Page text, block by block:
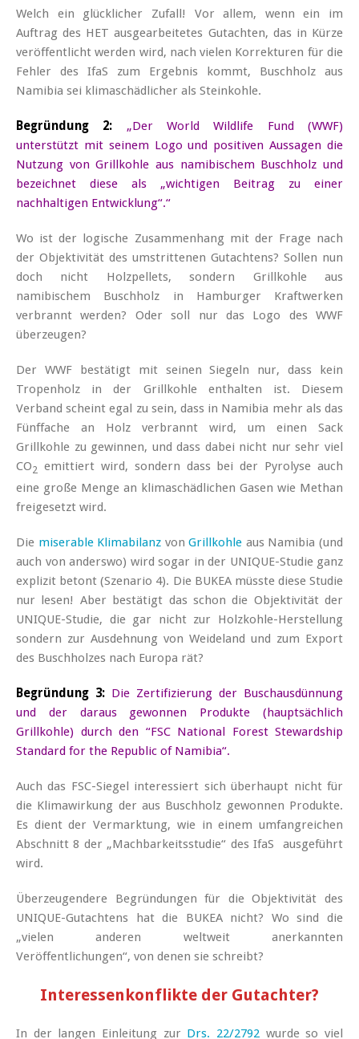
Welch ein glücklicher Zufall! Vor allem, wenn ein im
Auftrag des HET ausgearbeitetes Gutachten, das in Kürze
veröffentlicht werden wird, nach vielen Korrekturen für die
Fehler des IfaS zum Ergebnis kommt, Buschholz aus
Namibia sei klimaschädlicher als Steinkohle.
Begründung 2: „Der World Wildlife Fund (WWF)
unterstützt mit seinem Logo und positiven Aussagen die
Nutzung von Grillkohle aus namibischem Buschholz und
bezeichnet diese als „wichtigen Beitrag zu einer
nachhaltigen Entwicklung“.“
Wo ist der logische Zusammenhang mit der Frage nach
der Objektivität des umstrittenen Gutachtens? Sollen nun
doch nicht Holzpellets, sondern Grillkohle aus
namibischem Buschholz in Hamburger Kraftwerken
verbrannt werden? Oder soll nur das Logo des WWF
überzeugen?
Der WWF bestätigt mit seinen Siegeln nur, dass kein
Tropenholz in der Grillkohle enthalten ist. Diesem
Verband scheint egal zu sein, dass in Namibia mehr als das
Fünffache an Holz verbrannt wird, um einen Sack
Grillkohle zu gewinnen, und dass dabei nicht nur sehr viel
CO2 emittiert wird, sondern dass bei der Pyrolyse auch
eine große Menge an klimaschädlichen Gasen wie Methan
freigesetzt wird.
Die miserable Klimabilanz vonGrillkohle aus Namibia (und
auch von anderswo) wird sogar in der UNIQUE-Studie ganz
explizit betont (Szenario 4). Die BUKEA müsste diese Studie
nur lesen! Aber bestätigt das schon die Objektivität der
UNIQUE-Studie, die gar nicht zur Holzkohle-Herstellung
sondern zur Ausdehnung von Weideland und zum Export
des Buschholzes nach Europa rät?
Begründung 3: Die Zertifizierung der Buschausdünnung
und der daraus gewonnen Produkte (hauptsächlich
Grillkohle) durch den “FSC National Forest Stewardship
Standard for the Republic of Namibia“.
Auch das FSC-Siegel interessiert sich überhaupt nicht für
die Klimawirkung der aus Buschholz gewonnen Produkte.
Es dient der Vermarktung, wie in einem umfangreichen
Abschnitt 8 der „Machbarkeitsstudie“ des IfaS ausgeführt
wird.
Überzeugendere Begründungen für die Objektivität des
UNIQUE-Gutachtens hat die BUKEA nicht? Wo sind die
„vielen anderen weltweit anerkannten
Veröffentlichungen“, von denen sie schreibt?
Interessenkonflikte der Gutachter?
In der langen Einleitung zur Drs. 22/2792 wurde so viel